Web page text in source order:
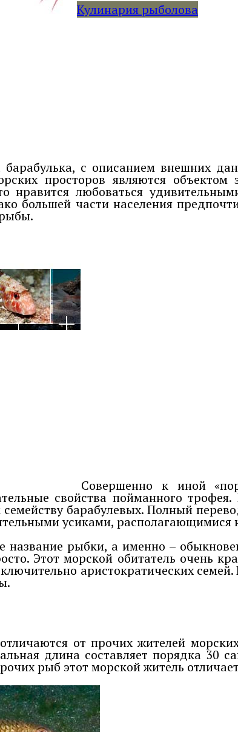
Кулинария рыболова
с описанием внешних
просторов являются
нравится любоваться
большей части населения
Совершенно к иной
свойства пойманного
барабулевых. Полный
усиками, располагающимися
рыбки, а именно –
Этот морской обитатель очень
аристократических
от прочих жителей
длина составляет порядка 30
рыб этот морской житель